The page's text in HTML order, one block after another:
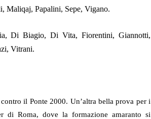
Maliqaj, Papalini, Sepe, Vigano.
Di Biagio, Di Vita, Fiorentini, Giannotti,
Vitrani.
il Ponte 2000. Un’altra bella prova per i
di Roma, dove la formazione amaranto si